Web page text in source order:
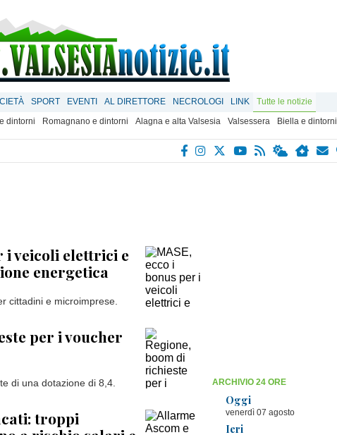
SPORT EVENTI AL DIRETTORE NECROLOGI LINK
Tutte le notizie
dintorni Romagnano e dintorni Alagna e alta Valsesia Valsessera Biella e dintorni
ARCHIVIO 24 ORE
Oggi
venerdì 07 agosto
Ieri
i veicoli elettrici e
energetica
cittadini e microimprese.
per i voucher
di una dotazione di 8,4.
troppi